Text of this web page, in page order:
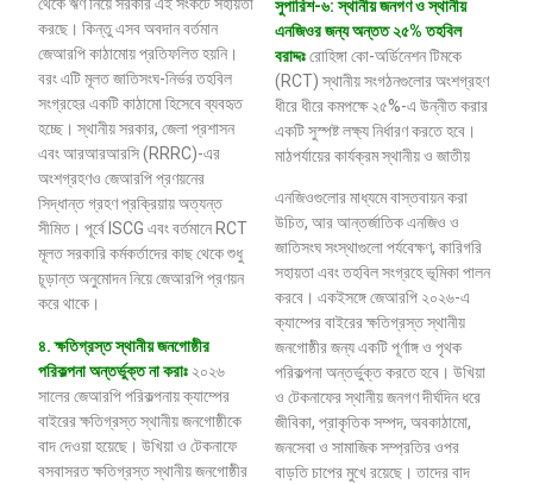
থেকে ঋণ নিয়ে সরকার এই সংকটে সহায়তা
করছে। কিন্তু এসব অবদান বর্তমান
জেআরপি কাঠামোয় প্রতিফলিত হয়নি।
বরং এটি মূলত জাতিসংঘ-নির্ভর তহবিল
সংগ্রহের একটি কাঠামো হিসেবে ব্যবহৃত
হচ্ছে। স্থানীয় সরকার, জেলা প্রশাসন
এবং আরআরআরসি (RRRC)-এর
অংশগ্রহণও জেআরপি প্রণয়নের
সিদ্ধান্ত গ্রহণ প্রক্রিয়ায় অত্যন্ত
সীমিত। পূর্বে ISCG এবং বর্তমানে RCT
মূলত সরকারি কর্মকর্তাদের কাছ থেকে শুধু
চূড়ান্ত অনুমোদন নিয়ে জেআরপি প্রণয়ন
করে থাকে।
৪.ক্ষতিগ্রস্তস্থানীয়জনগোষ্ঠীর
পরিকল্পনাঅন্তর্ভুক্তনাকরাঃ ২০২৬
সালের জেআরপি পরিকল্পনায় ক্যাম্পের
বাইরের ক্ষতিগ্রস্ত স্থানীয় জনগোষ্ঠীকে
বাদ দেওয়া হয়েছে। উখিয়া ও টেকনাফে
বসবাসরত ক্ষতিগ্রস্ত স্থানীয় জনগোষ্ঠীর
সুপারিশ-৬: স্থানীয় জনগণ ও স্থানীয়
এনজিওর জন্য অন্তত ২৫% তহবিল
বরাদ্দঃরোহিঙ্গা কো-অর্ডিনেশন টিমকে
(RCT) স্থানীয় সংগঠনগুলোর অংশগ্রহণ
ধীরে ধীরে কমপক্ষে ২৫%-এ উন্নীত করার
একটি সুস্পষ্ট লক্ষ্য নির্ধারণ করতে হবে।
মাঠপর্যায়ের কার্যক্রম স্থানীয় ও জাতীয়
এনজিওগুলোর মাধ্যমে বাস্তবায়ন করা
উচিত, আর আন্তর্জাতিক এনজিও ও
জাতিসংঘ সংস্থাগুলো পর্যবেক্ষণ, কারিগরি
সহায়তা এবং তহবিল সংগ্রহে ভূমিকা পালন
করবে। একইসঙ্গে জেআরপি ২০২৬-এ
ক্যাম্পের বাইরের ক্ষতিগ্রস্ত স্থানীয়
জনগোষ্ঠীর জন্য একটি পূর্ণাঙ্গ ও পৃথক
পরিকল্পনা অন্তর্ভুক্ত করতে হবে। উখিয়া
ও টেকনাফের স্থানীয় জনগণ দীর্ঘদিন ধরে
জীবিকা, প্রাকৃতিক সম্পদ, অবকাঠামো,
জনসেবা ও সামাজিক সম্প্রতির ওপর
বাড়তি চাপের মুখে রয়েছে। তাদের বাদ